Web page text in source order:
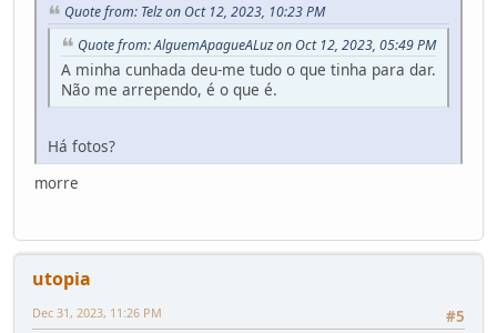
Quote from: Telz on Oct 12, 2023, 10:23 PM
Quote from: AlguemApagueALuz on Oct 12, 2023, 05:49 PM
A minha cunhada deu-me tudo o que tinha para dar.
Não me arrependo, é o que é.
Há fotos?
morre
utopia
#5
Dec 31, 2023, 11:26 PM